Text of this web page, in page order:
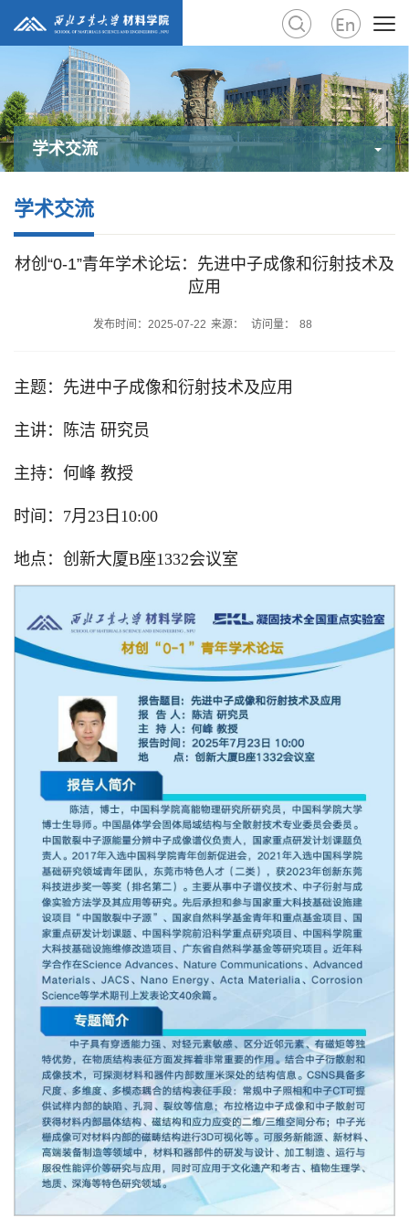
学术交流
学术交流
材创“0-1”青年学术论坛：先进中子成像和衍射技术及
应用
发布时间：2025-07-22 来源： 访问量： 88
主题：先进中子成像和衍射技术及应用
主讲：陈洁 研究员
主持：何峰 教授
时间：7月23日10:00
地点：创新大厦B座1332会议室